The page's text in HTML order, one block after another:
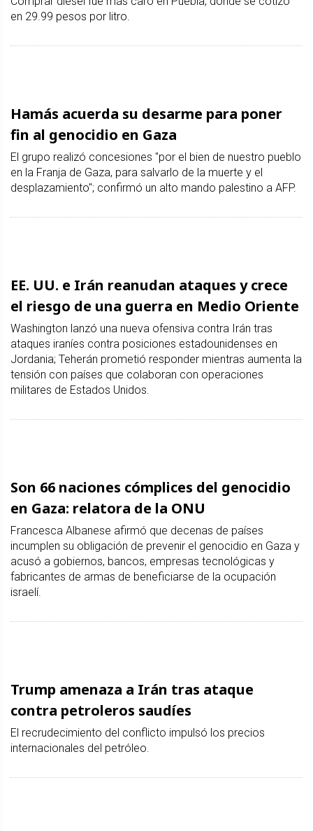
en 29.99 pesos por litro.
Hamás acuerda su desarme para poner
fin al genocidio en Gaza
El grupo realizó concesiones "por el bien de nuestro pueblo
en la Franja de Gaza, para salvarlo de la muerte y el
desplazamiento"; confirmó un alto mando palestino a AFP.
EE. UU. e Irán reanudan ataques y crece
el riesgo de una guerra en Medio Oriente
Washington lanzó una nueva ofensiva contra Irán tras
ataques iraníes contra posiciones estadounidenses en
Jordania; Teherán prometió responder mientras aumenta la
tensión con países que colaboran con operaciones
militares de Estados Unidos.
Son 66 naciones cómplices del genocidio
en Gaza: relatora de la ONU
Francesca Albanese afirmó que decenas de países
incumplen su obligación de prevenir el genocidio en Gaza y
acusó a gobiernos, bancos, empresas tecnológicas y
fabricantes de armas de beneficiarse de la ocupación
israelí.
Trump amenaza a Irán tras ataque
contra petroleros saudíes
El recrudecimiento del conflicto impulsó los precios
internacionales del petróleo.